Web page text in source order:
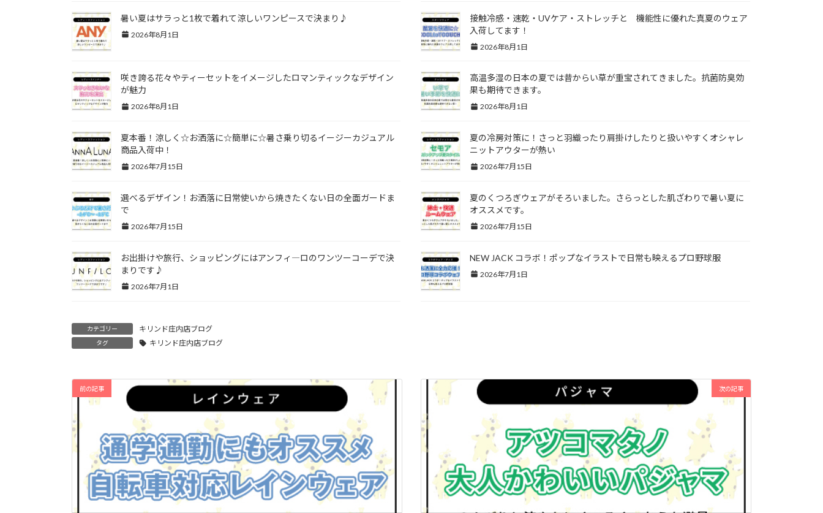
暑い夏はサラっと1枚で着れて涼しいワンピースで決まり♪
2026年8月1日
接触冷感・速乾・UVケア・ストレッチと 機能性に優れた真夏のウェア
入荷してます！
2026年8月1日
咲き誇る花々やティーセットをイメージしたロマンティックなデザイン
が魅力
2026年8月1日
高温多湿の日本の夏では昔からい草が重宝されてきました。抗菌防臭効
果も期待できます。
2026年8月1日
夏本番！涼しく☆お洒落に☆簡単に☆暑さ乗り切るイージーカジュアル
商品入荷中！
2026年7月15日
夏の冷房対策に！さっと羽織ったり肩掛けしたりと扱いやすくオシャレ
ニットアウターが熱い
2026年7月15日
選べるデザイン！お洒落に日常使いから焼きたくない日の全面ガードま
で
2026年7月15日
夏のくつろぎウェアがそろいました。さらっとした肌ざわりで暑い夏に
オススメです。
2026年7月15日
お出掛けや旅行、ショッピングにはアンフィ―ロのワンツーコーデで決
まりです♪
2026年7月1日
NEW JACK コラボ！ポップなイラストで日常も映えるプロ野球服
2026年7月1日
カテゴリー キリンド庄内店ブログ
タグ キリンド庄内店ブログ
前の記事 次の記事